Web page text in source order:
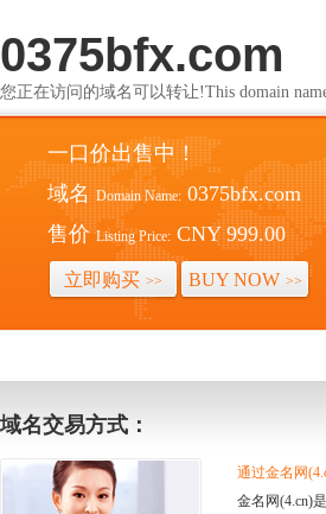
0375bfx.com
您正在访问的域名可以转让!This domain
一口价出售中！
域名 Domain Name: 0375bfx.com
售价 Listing Price: CNY 999.00
立即购买 >> BUY NOW >>
域名交易方式：
通过金名网
金名网(4.cn)